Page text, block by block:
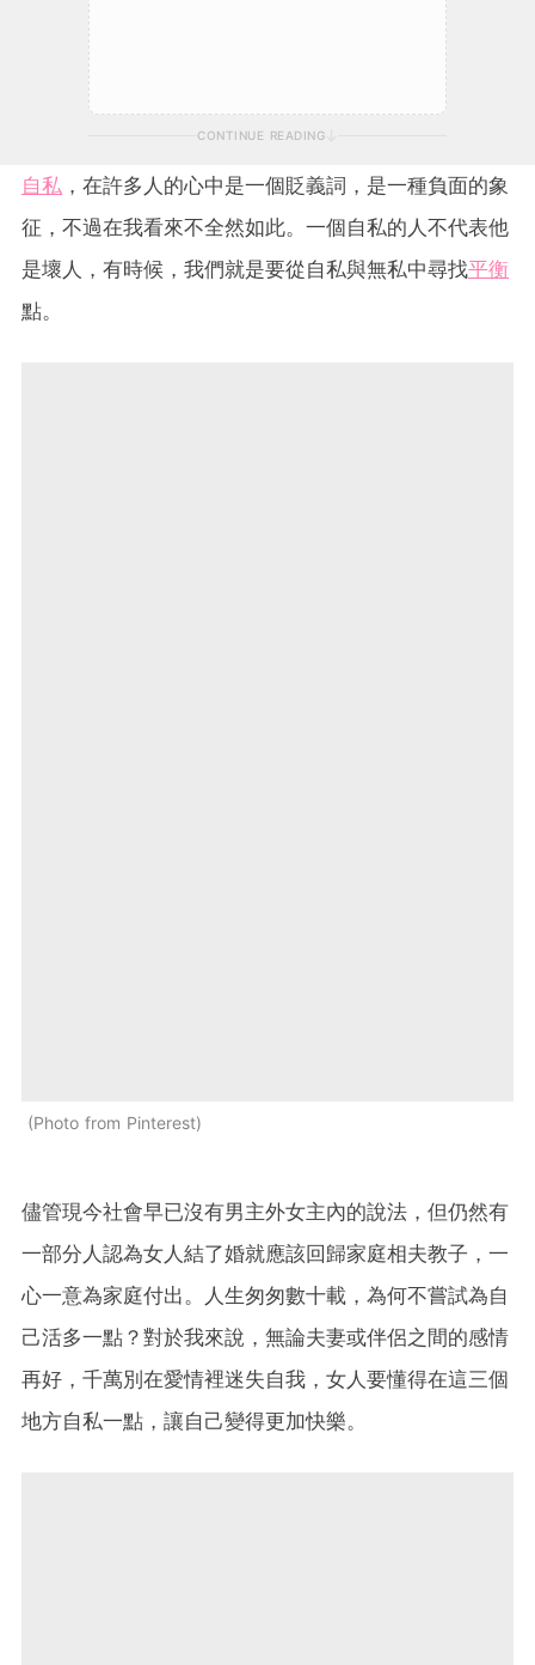
CONTINUE READING
自私 ，在許多人的心中是一個貶義詞，是一種負面的象
征，不過在我看來不全然如此。一個自私的人不代表他
是壞人，有時候，我們就是要從自私與無私中尋找平衡
點。
Photo from Pinterest
儘管現今社會早已沒有男主外女主內的說法，但仍然有
一部分人認為女人結了婚就應該回歸家庭相夫教子，一
心一意為家庭付出。人生匆匆數十載，為何不嘗試為自
己活多一點？對於我來說，無論夫妻或伴侶之間的感情
再好，千萬別在愛情裡迷失自我，女人要懂得在這三個
地方自私一點，讓自己變得更加快樂。